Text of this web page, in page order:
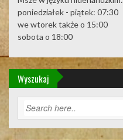
poniedziałek - piątek: 07:30
we wtorek także o 15:00
sobota o 18:00
Wyszukaj